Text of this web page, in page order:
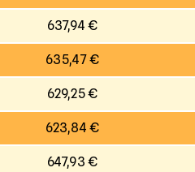
637,94 €
635,47 €
629,25 €
623,84 €
647,93 €